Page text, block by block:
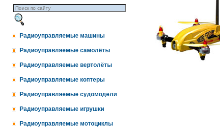
Радиоуправляемые машины
Радиоуправляемые самолёты
Радиоуправляемые вертолёты
Радиоуправляемые коптеры
Радиоуправляемые судомодели
Радиоуправляемые игрушки
Радиоуправляемые мотоциклы